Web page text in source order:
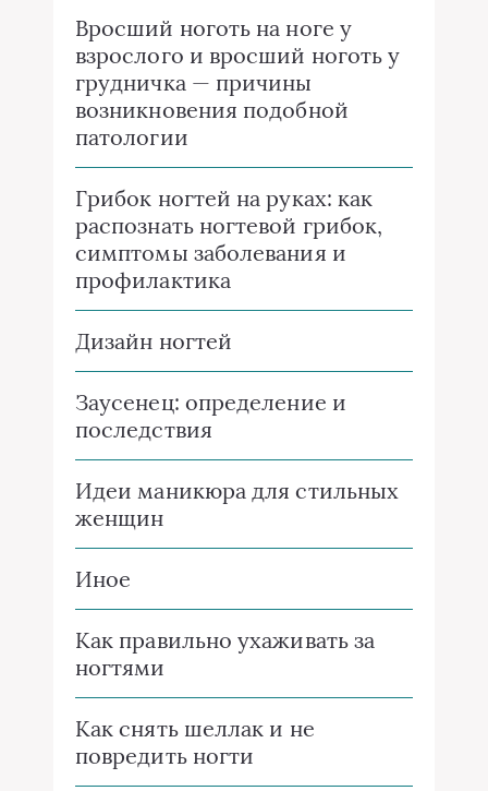
Вросший ноготь на ноге у
взрослого и вросший ноготь у
грудничка — причины
возникновения подобной
патологии
Грибок ногтей на руках: как
распознать ногтевой грибок,
симптомы заболевания и
профилактика
Дизайн ногтей
Заусенец: определение и
последствия
Идеи маникюра для стильных
женщин
Иное
Как правильно ухаживать за
ногтями
Как снять шеллак и не
повредить ногти